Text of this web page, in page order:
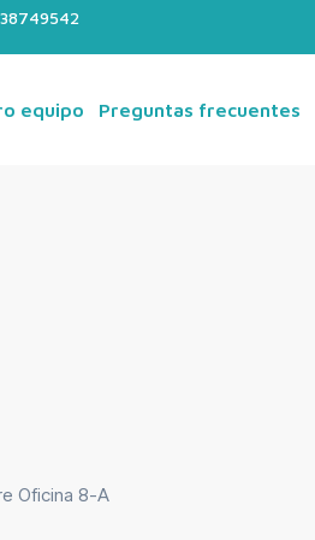
equipo Preguntas frecuentes
Oficina 8-A